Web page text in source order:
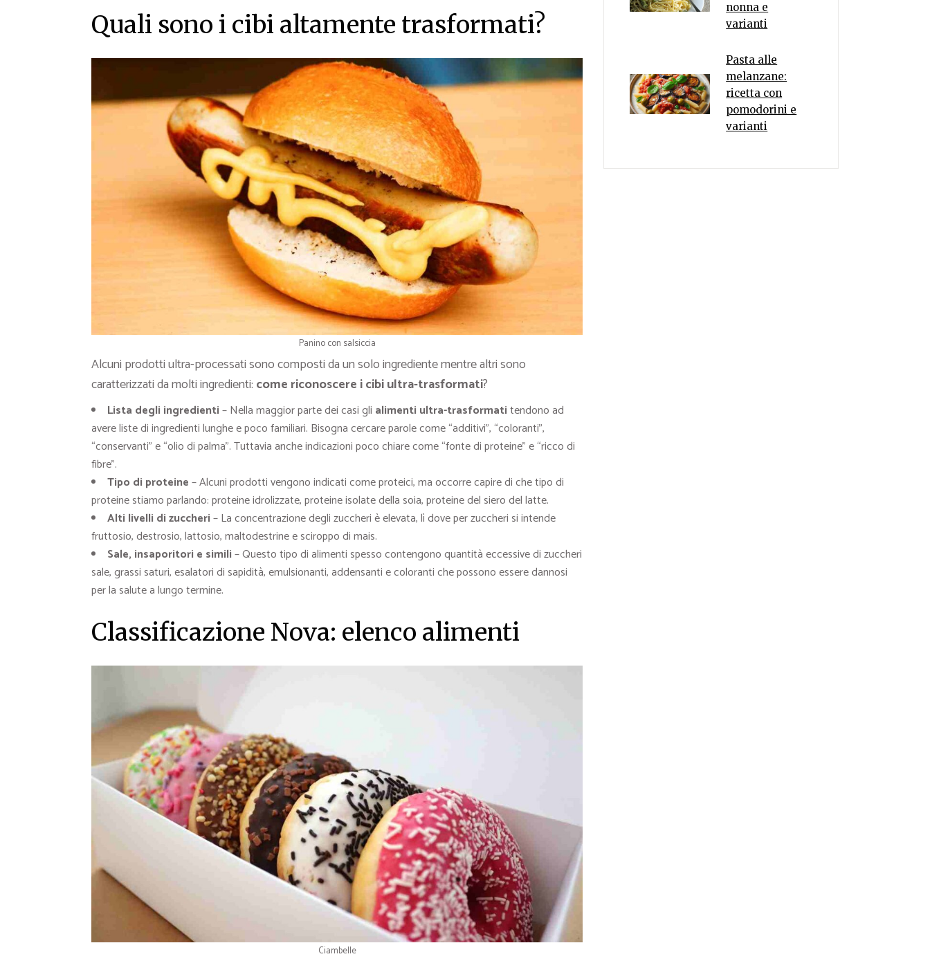
Quali sono i cibi altamente trasformati?
Panino con salsiccia
Alcuni prodotti ultra-processati sono composti da un solo ingrediente mentre altri sono
caratterizzati da molti ingredienti: come riconoscere i cibi ultra-trasformati?
Lista degli ingredienti– Nella maggior parte dei casi gli alimenti ultra-trasformatitendono ad
avere liste di ingredienti lunghe e poco familiari. Bisogna cercare parole come “additivi”, “coloranti”,
“conservanti” e “olio di palma”. Tuttavia anche indicazioni poco chiare come “fonte di proteine” e “ricco di
fibre”.
Tipo di proteine– Alcuni prodotti vengono indicati come proteici, ma occorre capire di che tipo di
proteine stiamo parlando: proteine idrolizzate, proteine isolate della soia, proteine del siero del latte.
Alti livelli di zuccheri– La concentrazione degli zuccheri è elevata, lì dove per zuccheri si intende
fruttosio, destrosio, lattosio, maltodestrine e sciroppo di mais.
Sale, insaporitori e simili– Questo tipo di alimenti spesso contengono quantità eccessive di zuccheri
sale, grassi saturi, esalatori di sapidità, emulsionanti, addensanti e coloranti che possono essere dannosi
per la salute a lungo termine.
Classificazione Nova: elenco alimenti
Ciambelle
nonna e
varianti
Pasta alle
melanzane:
ricetta con
pomodorini e
varianti